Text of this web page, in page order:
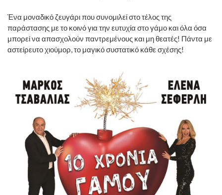
Ένα μοναδικό ζευγάρι που συνομιλεί στο τέλος της
παράστασης με το κοινό για την ευτυχία στο γάμο και όλα όσα
μπορεί να απασχολούν παντρεμένους και μη θεατές! Πάντα με
αστείρευτο χιούμορ, το μαγικό συστατικό κάθε σχέσης!